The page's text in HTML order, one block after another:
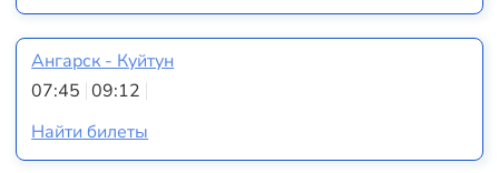
Ангарск - Куйтун
07:45 09:12
Найти билеты